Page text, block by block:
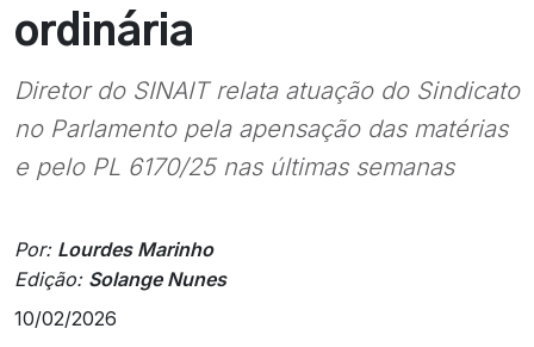
ordinária
Diretor do SINAIT relata atuação do Sindicato
no Parlamento pela apensação das matérias
e pelo PL 6170/25 nas últimas semanas
Por: Lourdes Marinho
Edição: Solange Nunes
10/02/2026